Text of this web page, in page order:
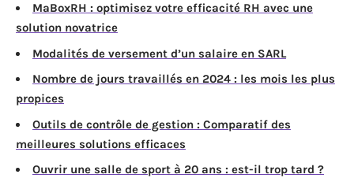
MaBoxRH : optimisez votre efficacité RH avec une
solution novatrice
Modalités de versement d’un salaire en SARL
Nombre de jours travaillés en 2024 : les mois les plus
propices
Outils de contrôle de gestion : Comparatif des
meilleures solutions efficaces
Ouvrir une salle de sport à 20 ans : est-il trop tard ?